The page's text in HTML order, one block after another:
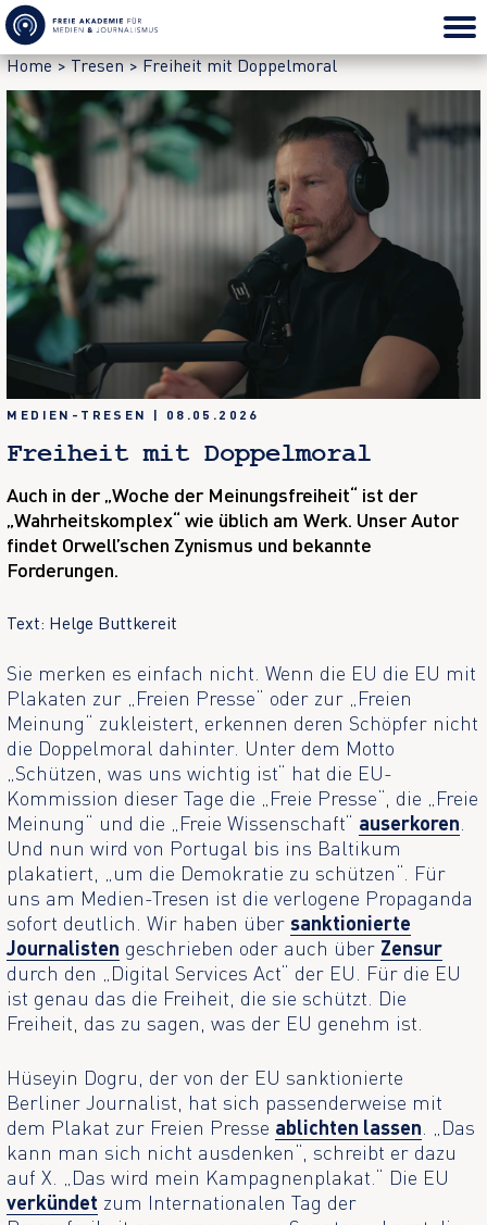
Home>Tresen>Freiheit mit Doppelmoral
MEDIEN-TRESEN | 08.05.2026
Freiheit mit Doppelmoral
Auch in der „Woche der Meinungsfreiheit“ ist der
„Wahrheitskomplex“ wie üblich am Werk. Unser Autor
findet Orwell’schen Zynismus und bekannte
Forderungen.
Text: Helge Buttkereit
Sie merken es einfach nicht. Wenn die EU die EU mit
Plakaten zur „Freien Presse“ oder zur „Freien
Meinung“ zukleistert, erkennen deren Schöpfer nicht
die Doppelmoral dahinter. Unter dem Motto
„Schützen, was uns wichtig ist“ hat die EU-
Kommission dieser Tage die „Freie Presse“, die „Freie
Meinung“ und die „Freie Wissenschaft“ auserkoren
Und nun wird von Portugal bis ins Baltikum
plakatiert, „um die Demokratie zu schützen“. Für
uns am Medien-Tresen ist die verlogene Propaganda
sofort deutlich. Wir haben übersanktionierte
Journalisten geschrieben oder auch über Zensur
durch den „Digital Services Act“ der EU. Für die EU
ist genau das die Freiheit, die sie schützt. Die
Freiheit, das zu sagen, was der EU genehm ist.
Hüseyin Dogru, der von der EU sanktionierte
Berliner Journalist, hat sich passenderweise mit
dem Plakat zur Freien Presse ablichten lassen . „Das
kann man sich nicht ausdenken“, schreibt er dazu
auf X. „Das wird mein Kampagnenplakat.“ Die EU
verkündet zum Internationalen Tag der